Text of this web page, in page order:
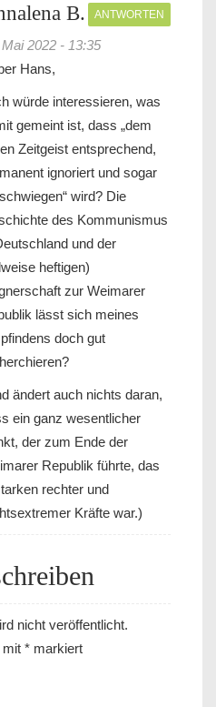
B.
2022 - 13:35
ANTWORTEN
Hans,
würde interessieren, was
gemeint ist, dass „dem
Zeitgeist entsprechend,
ignoriert und sogar
wird? Die
des Kommunismus
und der
heftigen)
zur Weimarer
lässt sich meines
doch gut
ändert auch nichts daran,
ein ganz wesentlicher
der zum Ende der
Republik führte, das
rechter und
Kräfte war.)
nicht veröffentlicht.
mit * markiert